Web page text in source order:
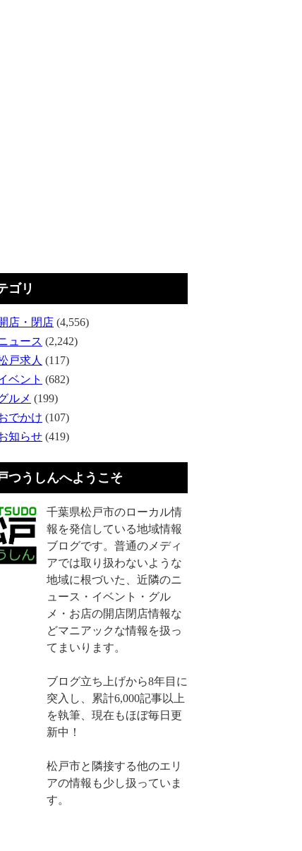
ゴリ
店・閉店 (4,556)
ュース (2,242)
戸求人 (117)
ベント (682)
ルメ (199)
でかけ (107)
知らせ (419)
つうしんへようこそ
千葉県松戸市のローカル情
報を発信している地域情報
ブログです。普通のメディ
アでは取り扱わないような
地域に根づいた、近隣のニ
ュース・イベント・グル
メ・お店の開店閉店情報な
どマニアックな情報を扱っ
てまいります。
ブログ立ち上げから8年目に
突入し、累計6,000記事以上
を執筆、現在もほぼ毎日更
新中！
松戸市と隣接する他のエリ
アの情報も少し扱っていま
す。